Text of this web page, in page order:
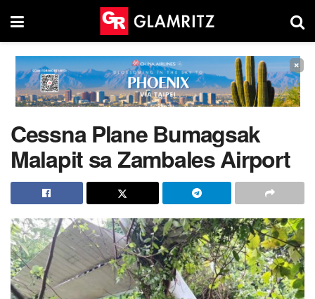
×
Cessna Plane Bumagsak
Malapit sa Zambales Airport